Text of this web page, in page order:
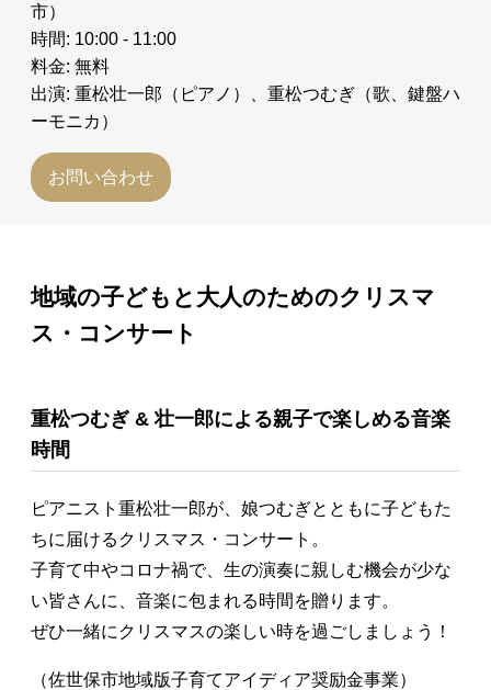
演奏依頼
お問い合わせ
市）
時間: 10:00 - 11:00
料金: 無料
出演: 重松壮一郎（ピアノ）、重松つむぎ（歌、鍵盤ハ
ーモニカ）
お問い合わせ
地域の子どもと大人のためのクリスマ
ス・コンサート
重松つむぎ & 壮一郎による親子で楽しめる音楽
時間
ピアニスト重松壮一郎が、娘つむぎとともに子どもた
ちに届けるクリスマス・コンサート。
子育て中やコロナ禍で、生の演奏に親しむ機会が少な
い皆さんに、音楽に包まれる時間を贈ります。
ぜひ一緒にクリスマスの楽しい時を過ごしましょう！
（佐世保市地域版子育てアイディア奨励金事業）